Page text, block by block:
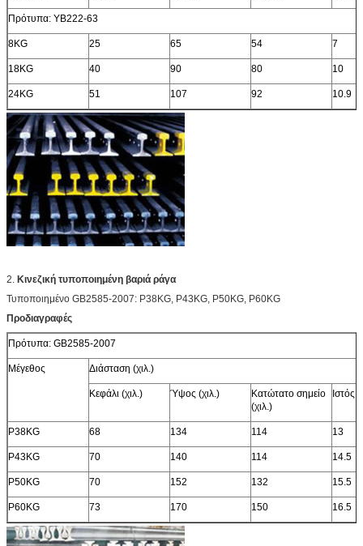
Πρότυπα: YB222-63
8KG 25 65 54 7
18KG 40 90 80 10
24KG 51 107 92 10.9
2. Κινεζική τυποποιημένη βαριά ράγα
Τυποποιημένο GB2585-2007: P38KG, P43KG, P50KG, P60KG
Προδιαγραφές
Πρότυπα: GB2585-2007
Μέγεθος Διάσταση (χιλ.)
Κεφάλι (χιλ.) Ύψος (χιλ.)
Κατώτατο σημείο
(χιλ.)
Ιστός
P38KG 68 134 114 13
P43KG 70 140 114 14.5
P50KG 70 152 132 15.5
P60KG 73 170 150 16.5